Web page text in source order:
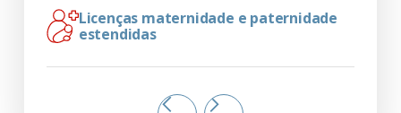
Licenças maternidade e paternidade
estendidas